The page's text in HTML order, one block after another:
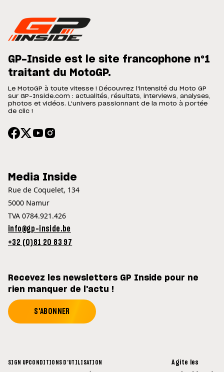
GP-Inside est le site francophone n°1
traitant du MotoGP.
Le MotoGP à toute vitesse ! Découvrez l'intensité du Moto GP
sur GP-Inside.com : actualités, résultats, interviews, analyses,
photos et vidéos. L'univers passionnant de la moto à portée
de clic !
Media Inside
Rue de Coquelet, 134
5000 Namur
TVA 0784.921.426
info@gp-inside.be
+32 (0)81 20 83 97
Recevez les newsletters GP Inside pour ne
rien manquer de l'actu !
S'ABONNER
SIGN UPCONDITIONS D'UTILISATION
Agite les